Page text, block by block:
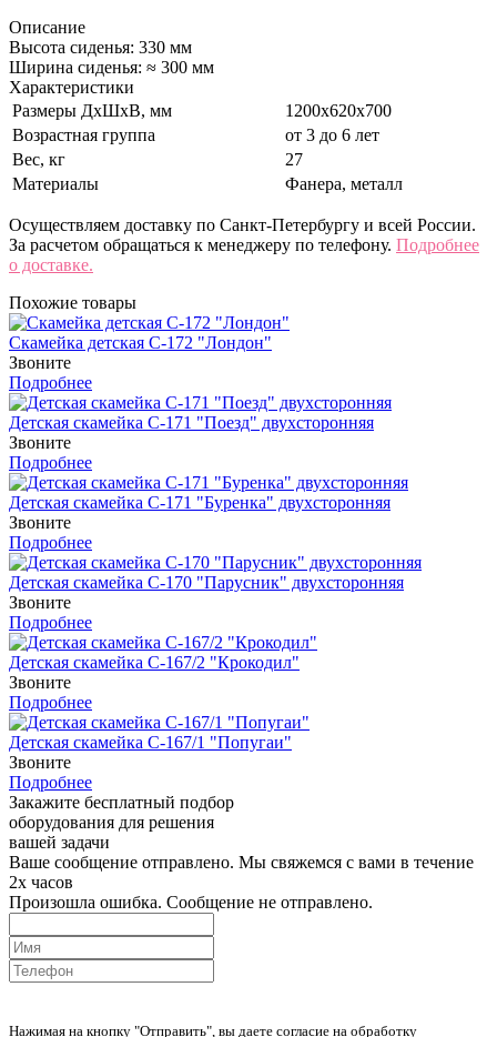
Описание
Высота сиденья: 330 мм
Ширина сиденья: ≈ 300 мм
Характеристики
Размеры ДхШхВ, мм
1200х620х700
Возрастная группа
от 3 до 6 лет
Вес, кг
27
Материалы
Фанера, металл
Осуществляем доставку по Санкт-Петербургу и всей России.
За расчетом обращаться к менеджеру по телефону. Подробнее
о доставке.
Похожие товары
Скамейка детская С-172 "Лондон"
Звоните
Подробнее
Детская скамейка С-171 "Поезд" двухсторонняя
Звоните
Подробнее
Детская скамейка С-171 "Буренка" двухсторонняя
Звоните
Подробнее
Детская скамейка С-170 "Парусник" двухсторонняя
Звоните
Подробнее
Детская скамейка С-167/2 "Крокодил"
Звоните
Подробнее
Детская скамейка С-167/1 "Попугаи"
Звоните
Подробнее
Закажите бесплатный подбор
оборудования для решения
вашей задачи
Ваше сообщение отправлено. Мы свяжемся с вами в течение
2х часов
Произошла ошибка. Сообщение не отправлено.
Нажимая на кнопку "Отправить", вы даете согласие на обработку